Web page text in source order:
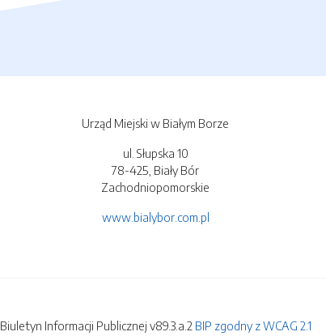
Urząd Miejski w Białym Borze
ul. Słupska 10
78-425, Biały Bór
Zachodniopomorskie
www.bialybor.com.pl
Biuletyn Informacji Publicznej v89.3.a.2 BIP zgodny z WCAG 2.1